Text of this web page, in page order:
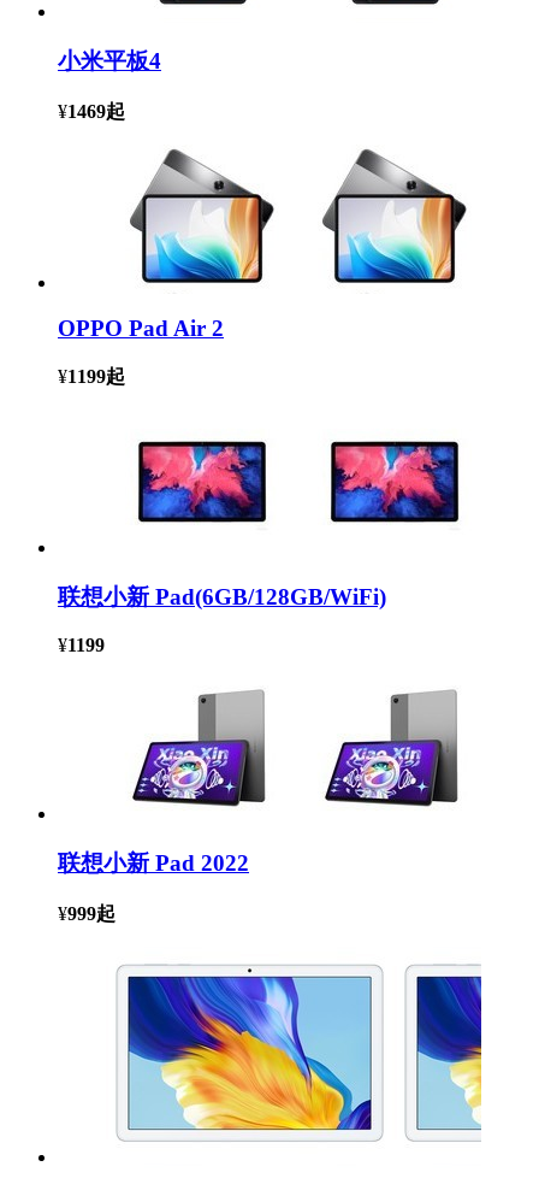
小米平板4
¥1469起
OPPO Pad Air 2
¥1199起
联想小新 Pad(6GB/128GB/WiFi)
¥1199
联想小新 Pad 2022
¥999起